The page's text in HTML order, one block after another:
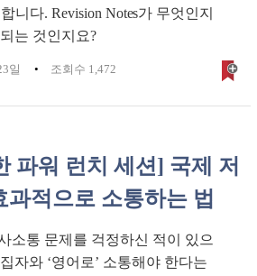
니다. Revision Notes가 무엇인지
는 것인지요?
일 조회수 1,472
파워 런치 세션] 국제 저
과적으로 소통하는 법
소통 문제를 걱정하신 적이 있으
자와 ‘영어로’ 소통해야 한다는